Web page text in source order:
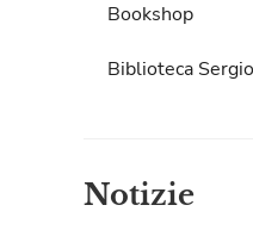
Bookshop
Biblioteca
Notizie